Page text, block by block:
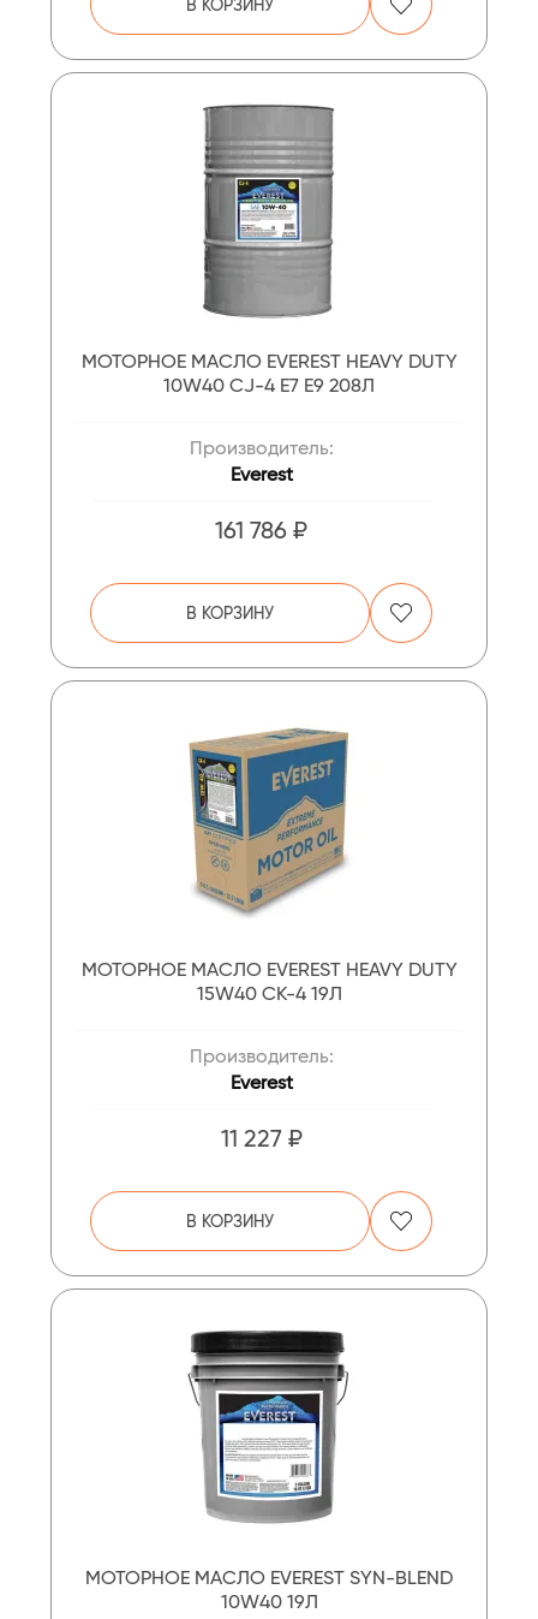
МОТОРНОЕ МАСЛО EVEREST HEAVY DUTY
10W40 CJ-4 E7 E9 208Л
Производитель:
Everest
161 786 ₽
В КОРЗИНУ
МОТОРНОЕ МАСЛО EVEREST HEAVY DUTY
15W40 CK-4 19Л
Производитель:
Everest
11 227 ₽
В КОРЗИНУ
МОТОРНОЕ МАСЛО EVEREST SYN-BLEND
10W40 19Л